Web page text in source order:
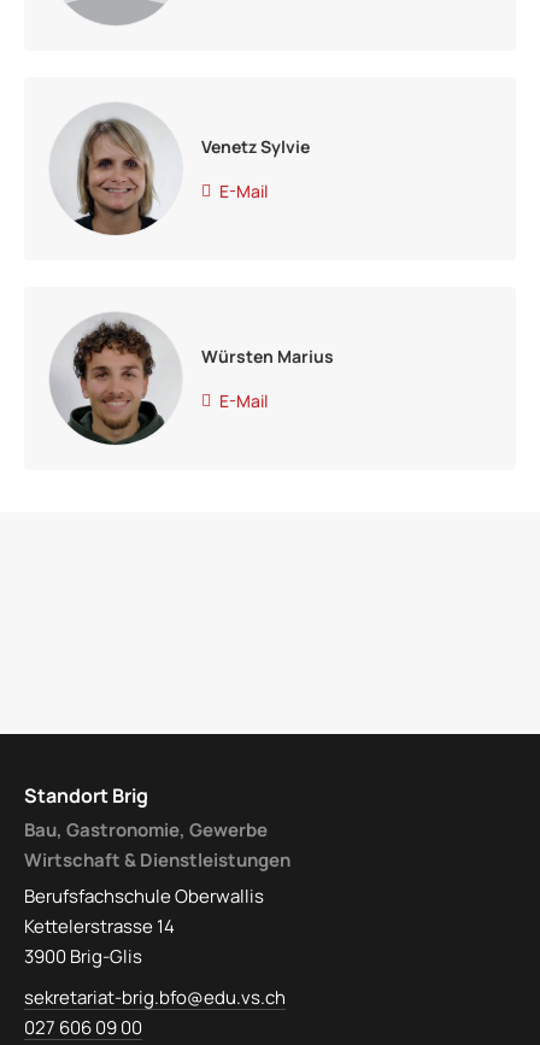
Venetz Sylvie
E-Mail
Würsten Marius
E-Mail
Standort Brig
Bau, Gastronomie, Gewerbe
Wirtschaft & Dienstleistungen
Berufsfachschule Oberwallis
Kettelerstrasse 14
3900 Brig-Glis
sekretariat-brig.bfo@edu.vs.ch
027 606 09 00